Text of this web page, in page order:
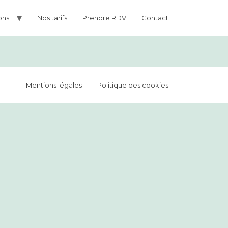
Nos tarifs Prendre RDV Contact
Mentions légales Politique des cookies